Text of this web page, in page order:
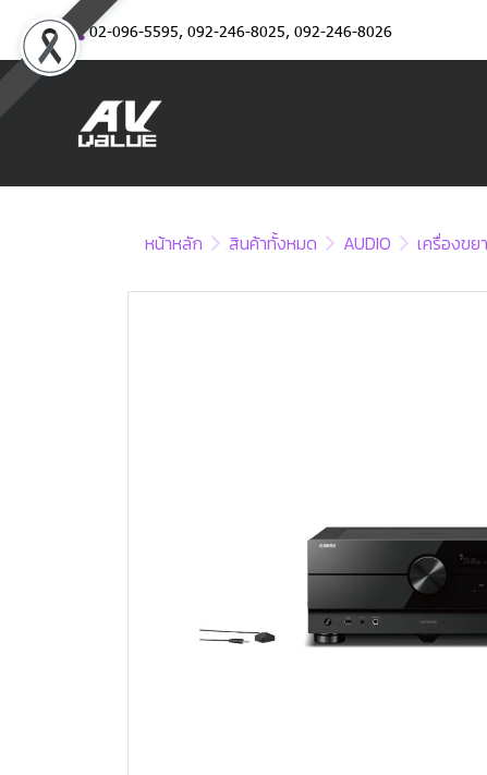
02-096-5595, 092-246-8025, 092-246-8026
หน้าหลัก สินค้าทั้งหมด AUDIO เครื่องขย